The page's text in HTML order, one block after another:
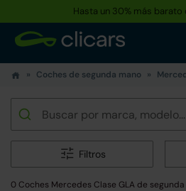
Hasta un 30% más barato
Coches de segunda mano
Filtros
0 Coches Mercedes Clase GLA de